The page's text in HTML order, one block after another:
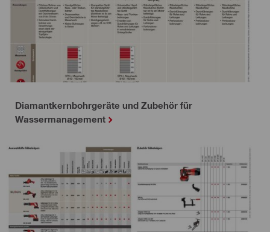
Diamantkernbohrgeräte und Zubehör für
Wassermanagement